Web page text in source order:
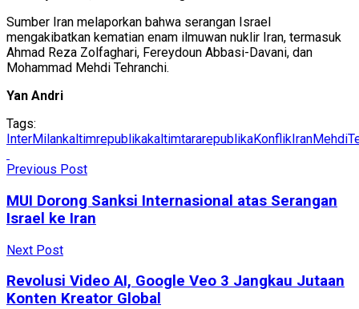
Sumber Iran melaporkan bahwa serangan Israel
mengakibatkan kematian enam ilmuwan nuklir Iran, termasuk
Ahmad Reza Zolfaghari, Fereydoun Abbasi-Davani, dan
Mohammad Mehdi Tehranchi.
Yan Andri
Tags:
InterMilankaltimrepublikakaltimtararepublikaKonflikIran
Previous Post
MUI Dorong Sanksi Internasional atas Serangan
Israel ke Iran
Next Post
Revolusi Video AI, Google Veo 3 Jangkau Jutaan
Konten Kreator Global